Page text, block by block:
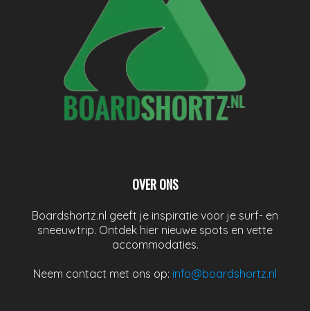
OVER ONS
Boardshortz.nl geeft je inspiratie voor je surf- en
sneeuwtrip. Ontdek hier nieuwe spots en vette
accommodaties.
Neem contact met ons op: info@boardshortz.nl